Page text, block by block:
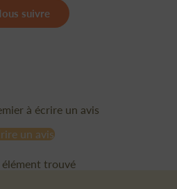
suivre
à écrire un avis
un avis
trouvé